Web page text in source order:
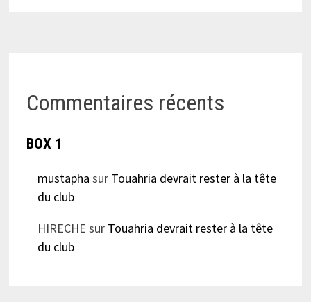
Commentaires récents
BOX 1
mustapha sur Touahria devrait rester à la tête
du club
HIRECHE sur Touahria devrait rester à la tête
du club